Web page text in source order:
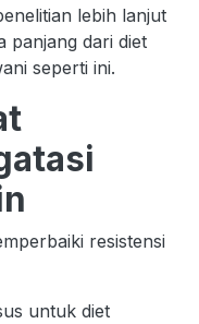
lebih lanjut
panjang dari diet
seperti ini.
resistensi
untuk diet